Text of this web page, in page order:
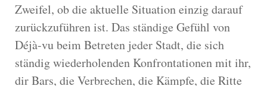
Zweifel, ob die aktuelle Situation einzig darauf
zurückzuführen ist. Das ständige Gefühl von
Déjà-vu beim Betreten jeder Stadt, die sich
ständig wiederholenden Konfrontationen mit ihr,
dir Bars, die Verbrechen, die Kämpfe, die Ritte